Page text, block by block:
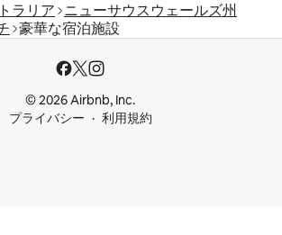
ラリア ニューサウスウェールズ州
豪華な宿泊施設
© 2026 Airbnb, Inc.
プライバシー
利用規約